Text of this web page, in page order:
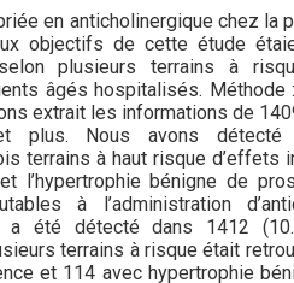
en anticholinergique chez la
objectifs de cette étude
selon plusieurs terrains à
âgés hospitalisés. Méthode
extrait les informations de
plus. Nous avons détecté
terrains à haut risque d’effets
l’hypertrophie bénigne de
à l’administration
a été détecté dans 1412
terrains à risque était
et 114 avec hypertrophie